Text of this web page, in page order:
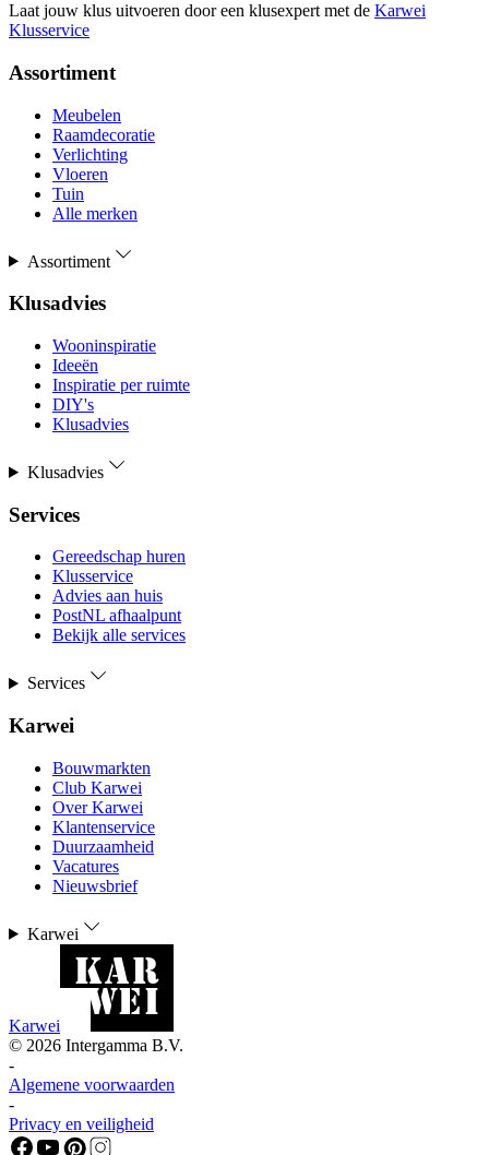
Laat jouw klus uitvoeren door een klusexpert met de Karwei
Klusservice
Assortiment
Meubelen
Raamdecoratie
Verlichting
Vloeren
Tuin
Alle merken
Assortiment
Klusadvies
Wooninspiratie
Ideeën
Inspiratie per ruimte
DIY's
Klusadvies
Klusadvies
Services
Gereedschap huren
Klusservice
Advies aan huis
PostNL afhaalpunt
Bekijk alle services
Services
Karwei
Bouwmarkten
Club Karwei
Over Karwei
Klantenservice
Duurzaamheid
Vacatures
Nieuwsbrief
Karwei
Karwei
© 2026 Intergamma B.V.
-
Algemene voorwaarden
-
Privacy en veiligheid